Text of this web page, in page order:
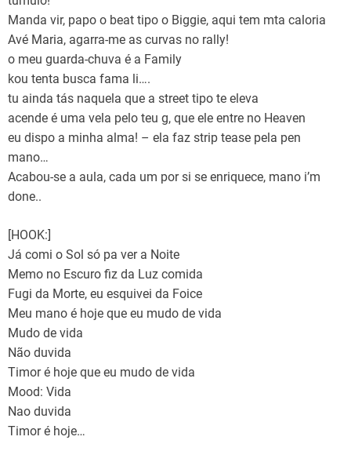
Manda vir, papo o beat tipo o Biggie, aqui tem mta caloria
Avé Maria, agarra-me as curvas no rally!
o meu guarda-chuva é a Family
kou tenta busca fama li….
tu ainda tás naquela que a street tipo te eleva
acende é uma vela pelo teu g, que ele entre no Heaven
eu dispo a minha alma! – ela faz strip tease pela pen
mano…
Acabou-se a aula, cada um por si se enriquece, mano i’m
done..
[HOOK:]
Já comi o Sol só pa ver a Noite
Memo no Escuro fiz da Luz comida
Fugi da Morte, eu esquivei da Foice
Meu mano é hoje que eu mudo de vida
Mudo de vida
Não duvida
Timor é hoje que eu mudo de vida
Mood: Vida
Nao duvida
Timor é hoje…